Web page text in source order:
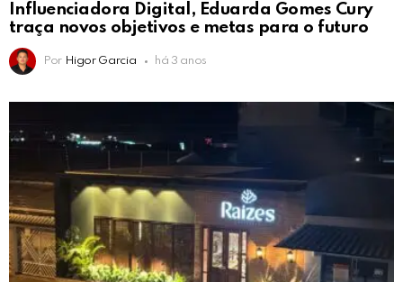
Influenciadora Digital, Eduarda Gomes Cury
traça novos objetivos e metas para o futuro
Por Higor Garcia há 3 anos